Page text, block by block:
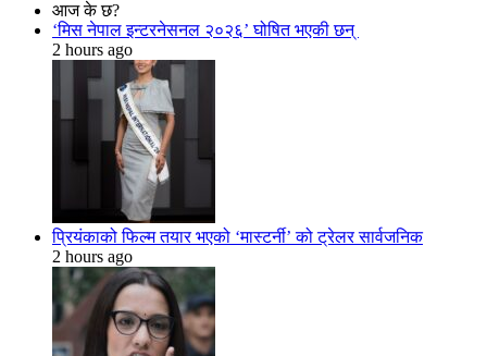
आज के छ?
‘मिस नेपाल इन्टरनेसनल २०२६’ घोषित भएकी छन्
2 hours ago
प्रियंकाको फिल्म तयार भएको ‘मास्टर्नी’ को ट्रेलर सार्वजनिक
2 hours ago